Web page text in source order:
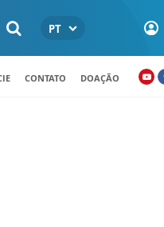
PT
CONTATO DOAÇÃO